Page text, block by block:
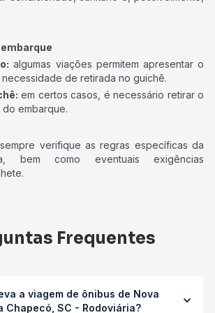
algumas viações permitem apresentar o
de retirada no guichê.
em certos casos, é necessário retirar o
embarque.
sempre verifique as regras específicas da
bem como eventuais exigências
Frequentes
a viagem de ônibus de Nova
Chapecó, SC - Rodoviária?